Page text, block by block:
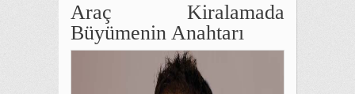
Araç Kiralamada
Büyümenin Anahtarı